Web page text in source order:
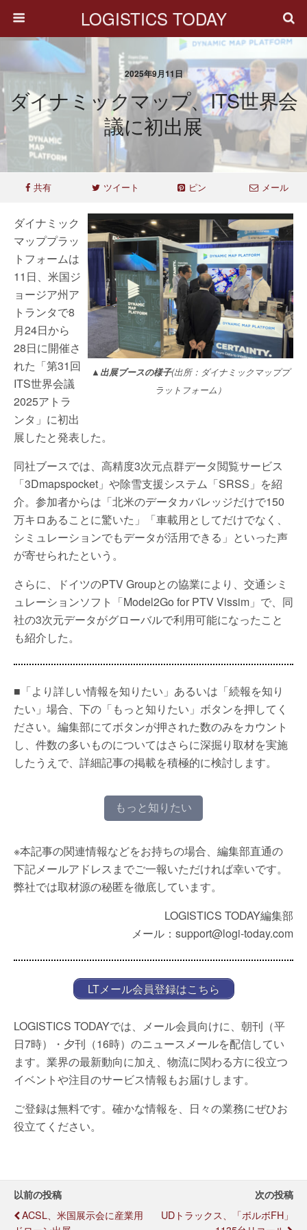
LOGISTICS TODAY
2025年9月11日
ダイナミックマップ、ITS世界会
議に初出展
共有 ツイート ピン メール
▲出展ブースの様子(出所：ダイナミックマッププ
ラットフォーム）
ダイナミック
マッププラッ
トフォームは
11日、米国ジ
ョージア州ア
トランタで8
月24日から
28日に開催さ
れた「第31回
ITS世界会議
2025アトラ
ンタ」に初出
展したと発表した。
同社ブースでは、高精度3次元点群データ閲覧サービス
「3Dmapspocket」や除雪支援システム「SRSS」を紹
介。参加者からは「北米のデータカバレッジだけで150
万キロあることに驚いた」「車載用としてだけでなく、
シミュレーションでもデータが活用できる」といった声
が寄せられたという。
さらに、ドイツのPTV Groupとの協業により、交通シミ
ュレーションソフト「Model2Go for PTV Vissim」で、同
社の3次元データがグローバルで利用可能になったこと
も紹介した。
■「より詳しい情報を知りたい」あるいは「続報を知り
たい」場合、下の「もっと知りたい」ボタンを押してく
ださい。編集部にてボタンが押された数のみをカウント
し、件数の多いものについてはさらに深掘り取材を実施
したうえで、詳細記事の掲載を積極的に検討します。
もっと知りたい
※本記事の関連情報などをお持ちの場合、編集部直通の
下記メールアドレスまでご一報いただければ幸いです。
弊社では取材源の秘匿を徹底しています。
LOGISTICS TODAY編集部
メール：support@logi-today.com
LTメール会員登録はこちら
LOGISTICS TODAYでは、メール会員向けに、朝刊（平
日7時）・夕刊（16時）のニュースメールを配信してい
ます。業界の最新動向に加え、物流に関わる方に役立つ
イベントや注目のサービス情報もお届けします。
ご登録は無料です。確かな情報を、日々の業務にぜひお
役立てください。
以前の投稿
ACSL、米国展示会に産業用
次の投稿
UDトラックス、「ボルボFH」